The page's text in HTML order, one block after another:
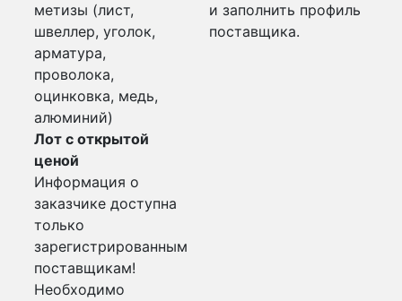
метизы (лист,
швеллер, уголок,
арматура,
проволока,
оцинковка, медь,
алюминий)
Лот с открытой
ценой
Информация о
заказчике доступна
только
зарегистрированным
поставщикам!
Необходимо
и заполнить профиль
поставщика.